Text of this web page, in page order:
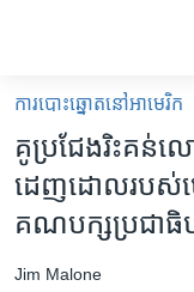
គេហទំព័រ​
ទាក់ទង
រំលង​
និង​
ចូល​
ទំព័រ​
អន្តរជាតិ
ការបោះឆ្នោតនៅអាមេរិក
គូប្រជែង​រិះគន់​ល
ដេញ​ដោល​​របស់​ប
គណបក្ស​ប្រ​ជា​ធិ
Jim Malone